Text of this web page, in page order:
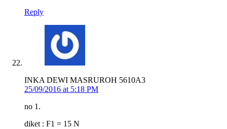
Reply
INKA DEWI MASRUROH 5610A3
25/09/2016 at 5:18 PM
no 1.
diket : F1 = 15 N